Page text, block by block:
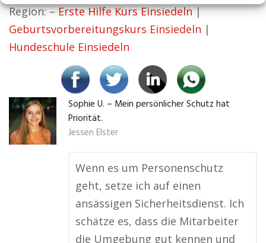
Region: –Erste Hilfe Kurs Einsiedeln|
Geburtsvorbereitungskurs Einsiedeln |
Hundeschule Einsiedeln
Sophie U. – Mein persönlicher Schutz hat
Priorität.
Jessen Elster
Wenn es um Personenschutz
geht, setze ich auf einen
ansässigen Sicherheitsdienst. Ich
schätze es, dass die Mitarbeiter
die Umgebung gut kennen und